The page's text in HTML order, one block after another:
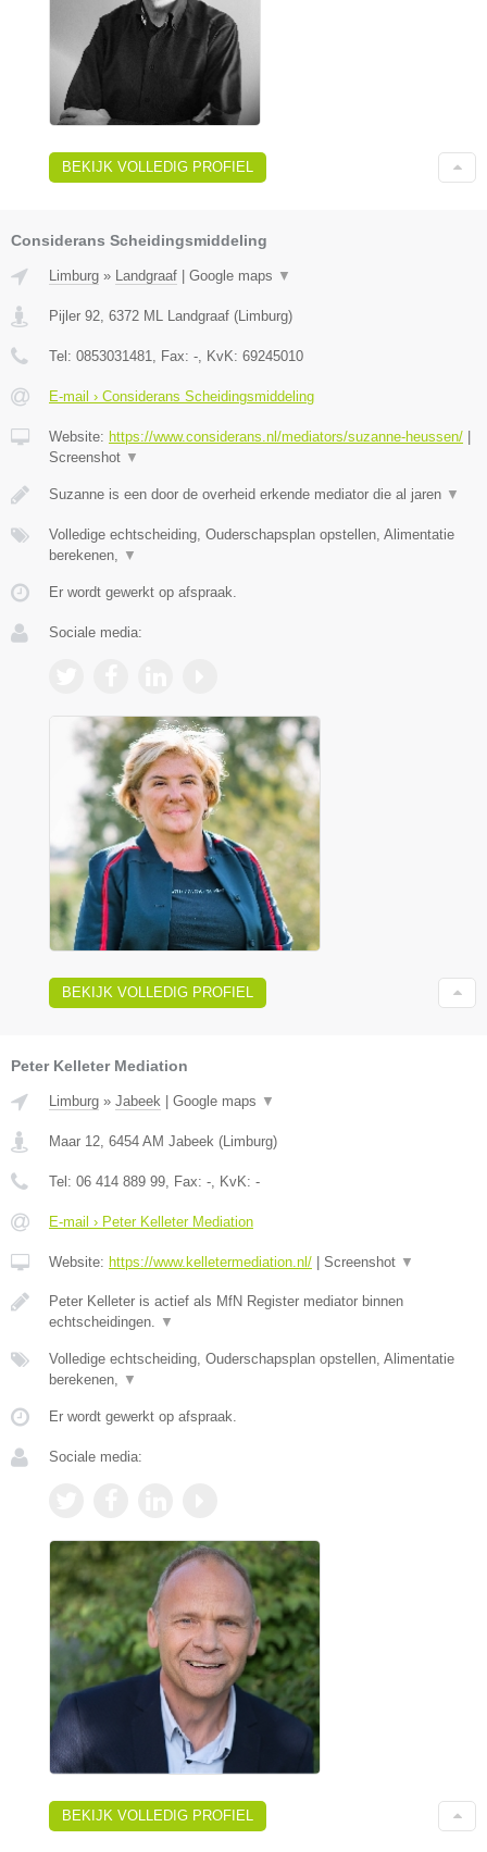
BEKIJK VOLLEDIG PROFIEL
Considerans Scheidingsmiddeling
Limburg » Landgraaf Google maps ▼
Pijler 92, 6372 ML Landgraaf (Limburg)
Tel: 0853031481, Fax: -, KvK: 69245010
E-mail › Considerans Scheidingsmiddeling
Website: https://www.considerans.nl/mediators/suzanne-heussen/
Screenshot ▼
Suzanne is een door de overheid erkende mediator die al jaren ▼
Volledige echtscheiding, Ouderschapsplan opstellen, Alimentatie
berekenen, ▼
Er wordt gewerkt op afspraak.
Sociale media:
BEKIJK VOLLEDIG PROFIEL
Peter Kelleter Mediation
Limburg » Jabeek | Google maps ▼
Maar 12 6454 AM Jabeek (Limburg)
Tel: 06 414 889 99 , Fax: - , KvK: -
E-mail › Peter Kelleter Mediation
Website: https://www.kelletermediation.nl/ | Screenshot ▼
Peter Kelleter is actief als MfN Register mediator binnen
echtscheidingen.
▼
Volledige echtscheiding, Ouderschapsplan opstellen, Alimentatie
berekenen,
▼
Er wordt gewerkt op afspraak.
Sociale media:
BEKIJK VOLLEDIG PROFIEL